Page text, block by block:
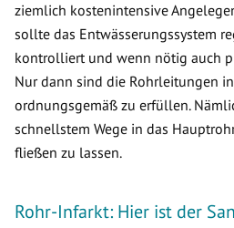
ziemlich kostenintensive
sollte das Entwässerungssystem
kontrolliert und wenn nötig auch
Nur dann sind die Rohrleitungen
ordnungsgemäß zu erfüllen.
schnellstem Wege in das
fließen zu lassen.
Rohr-Infarkt: Hier ist der